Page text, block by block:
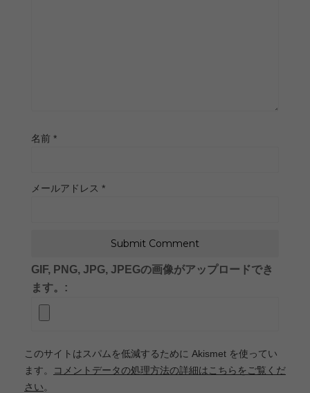
名前 *
メールアドレス *
GIF, PNG, JPG, JPEGの画像がアップロードでき
ます。:
このサイトはスパムを低減するために Akismet を使ってい
ます。
コメントデータの処理方法の詳細はこちらをご覧くだ
さい。